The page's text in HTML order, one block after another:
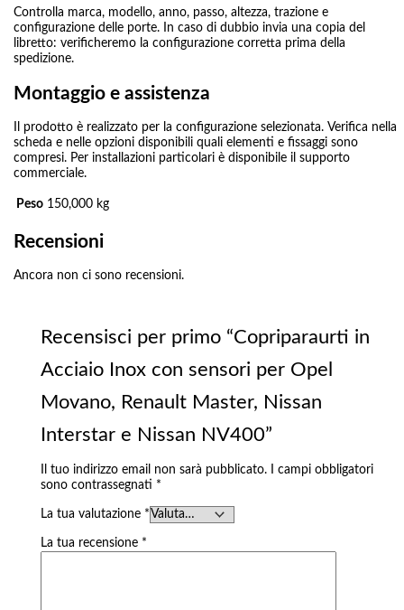
Controlla marca, modello, anno, passo, altezza, trazione e
configurazione delle porte. In caso di dubbio invia una copia del
libretto: verificheremo la configurazione corretta prima della
spedizione.
Montaggio e assistenza
Il prodotto è realizzato per la configurazione selezionata. Verifica nella
scheda e nelle opzioni disponibili quali elementi e fissaggi sono
compresi. Per installazioni particolari è disponibile il supporto
commerciale.
Peso 150,000 kg
Recensioni
Ancora non ci sono recensioni.
Recensisci per primo “Copriparaurti in
Acciaio Inox con sensori per Opel
Movano, Renault Master, Nissan
Interstar e Nissan NV400”
Il tuo indirizzo email non sarà pubblicato.
I campi obbligatori
sono contrassegnati *
La tua valutazione *
La tua recensione *